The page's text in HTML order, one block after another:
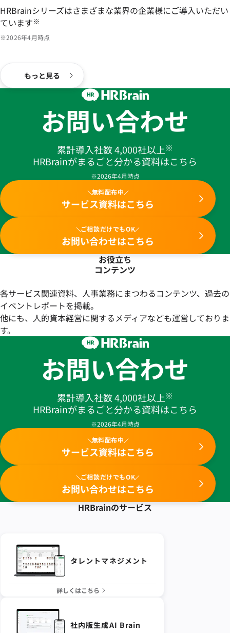
HRBrainシリーズはさまざまな業界の企業様にご導入いただい
ています※
※2026年4月時点
もっと見る
お問い合わせ
累計導入社数 4,000社以上※
HRBrainがまるごと分かる資料はこちら
※2026年4月時点
無料配布中
サービス資料はこちら
ご相談だけでもOK
お問い合わせはこちら
お役立ち
コンテンツ
各サービス関連資料、人事業務にまつわるコンテンツ、過去の
イベントレポートを掲載。
他にも、人的資本経営に関するメディアなども運営しておりま
す。
お問い合わせ
累計導入社数 4,000社以上※
HRBrainがまるごと分かる資料はこちら
※2026年4月時点
無料配布中
サービス資料はこちら
ご相談だけでもOK
お問い合わせはこちら
HRBrainのサービス
タレントマネジメント
詳しくはこちら
社内版生成AI Brain